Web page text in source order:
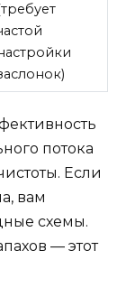
потока
Если
вам
схемы.
— этот